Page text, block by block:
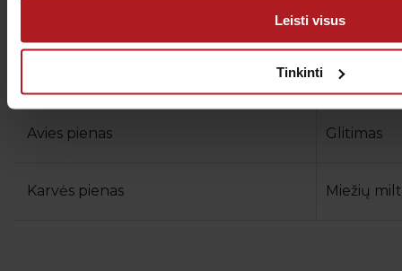
Leisti visus
Tinkinti
Ruginiai
Avižų
Avies pienas Glitimas
Karvės pienas Miežių